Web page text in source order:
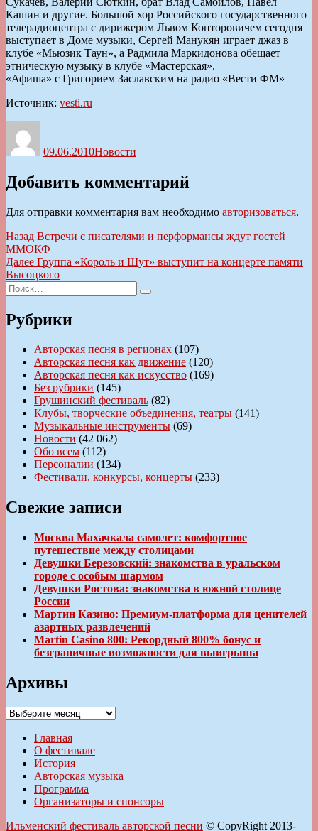
Кашин и другие. Большой хор Российского государственного
телерадиоцентра с дирижером Львом Конторовичем сегодня
выступает в Доме музыки, Сергей Манукян играет джаз в
клубе «Мьюзик Таун», а Радмила Маркидонова обещает
этническую музыку в клубе «Мастерская».
«Афиша» с Григорием Заславским на радио «Вести ФМ»
Источник: vesti.ru
09.06.2010Новости
Добавить комментарий
Для отправки комментария вам необходимо авторизоваться.
Навигация
по
записям
Назад Предыдущая
запись:
Встречи с писателями и перформансы ждут гостей
ММОКФ
Далее Следующая
запись:
Группа «Король и Шут» выступит на концерте памяти
Высоцкого
Искать:
Поиск
Рубрики
Авторская песня в регионах (107)
Авторская песня как движение (120)
Авторская песня как искусство (169)
Без рубрики (145)
Грушинский фестиваль (82)
Клубы, творческие объединения, театры (141)
Музыкальные инструменты (69)
Новости (42 062)
Обо всем (112)
Персоналии (134)
Фестивали, конкурсы, концерты (233)
Свежие записи
Москва Махачкала самолет: комфортное
путешествие между столицами
Девушки Березовский: знакомства в уральском
городе с особым шармом
Девушки Ростова: знакомства в южной столице
России
Мартин Казино: Премиум-платформа для ценителей
азартных развлечений
Martin Casino 800: Рекордный 800% бонус и
безграничные возможности для выигрыша
Архивы
Архивы
Главная
О фестивале
История
Авторская музыка
Программа
Организаторы и спонсоры
Ильменский фестиваль авторской песни © CopyRight 2013-